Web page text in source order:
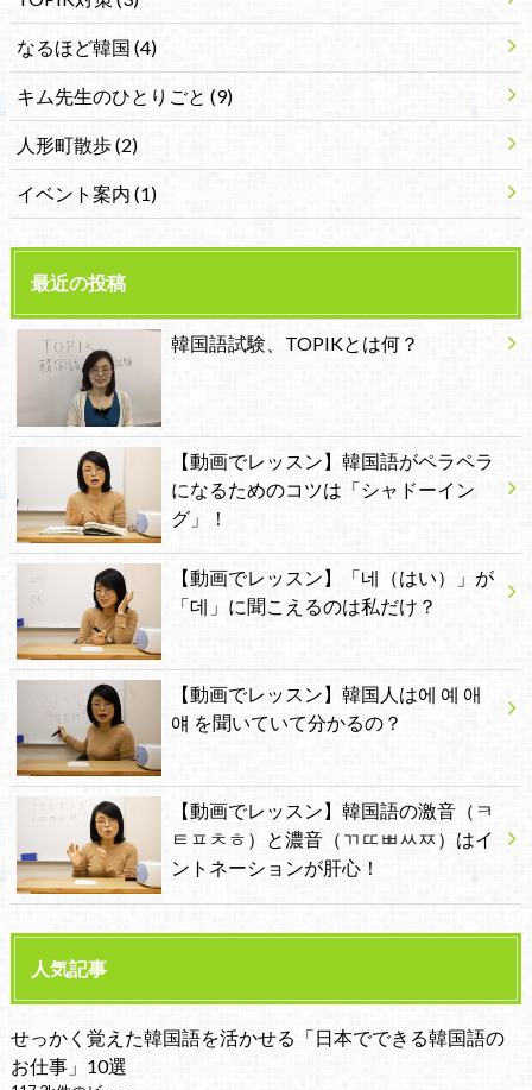
なるほど韓国 (4)
キム先生のひとりごと (9)
人形町散歩(2)
イベント案内 (1)
最近の投稿
韓国語試験、TOPIKとは何？
【動画でレッスン】韓国語がペラペラ
になるためのコツは「シャドーイン
グ」！
【動画でレッスン】「네（はい）」が
「데」に聞こえるのは私だけ？
【動画でレッスン】韓国人は에 예 애
얘 を聞いていて分かるの？
【動画でレッスン】韓国語の激音（ㅋ
ㅌㅍㅊㅎ）と濃音（ㄲㄸㅃㅆㅉ）はイ
ントネーションが肝心！
人気記事
せっかく覚えた韓国語を活かせる「日本でできる韓国語の
お仕事」10選